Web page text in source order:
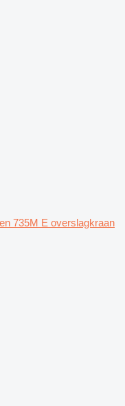
735M E overslagkraan